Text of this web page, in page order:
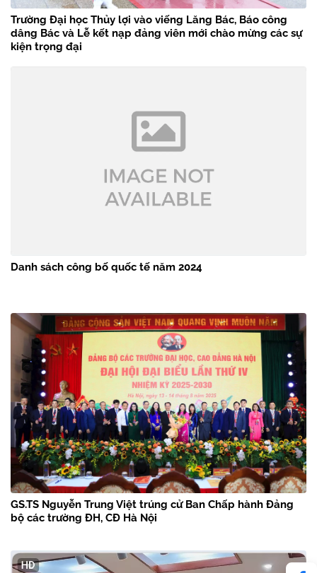
Trường Đại học Thủy lợi vào viếng Lăng Bác, Báo công
dâng Bác và Lễ kết nạp đảng viên mới chào mừng các sự
kiện trọng đại
Danh sách công bố quốc tế năm 2024
GS.TS Nguyễn Trung Việt trúng cử Ban Chấp hành Đảng
bộ các trường ĐH, CĐ Hà Nội